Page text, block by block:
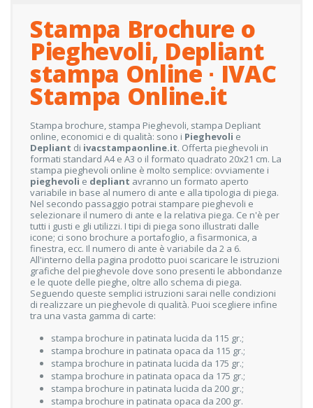
Stampa Brochure o
Pieghevoli, Depliant
stampa Online ∙ IVAC
Stampa Online.it
Stampa brochure, stampa Pieghevoli, stampa Depliant
online, economici e di qualità: sono i Pieghevoli e
Depliant di ivacstampaonline.it. Offerta pieghevoli in
formati standard A4 e A3 o il formato quadrato 20x21 cm. La
stampa pieghevoli online è molto semplice: ovviamente i
pieghevoli e depliant avranno un formato aperto
variabile in base al numero di ante e alla tipologia di piega.
Nel secondo passaggio potrai stampare pieghevoli e
selezionare il numero di ante e la relativa piega. Ce n'è per
tutti i gusti e gli utilizzi. I tipi di piega sono illustrati dalle
icone; ci sono brochure a portafoglio, a fisarmonica, a
finestra, ecc. Il numero di ante è variabile da 2 a 6.
All'interno della pagina prodotto puoi scaricare le istruzioni
grafiche del pieghevole dove sono presenti le abbondanze
e le quote delle pieghe, oltre allo schema di piega.
Seguendo queste semplici istruzioni sarai nelle condizioni
di realizzare un pieghevole di qualità. Puoi scegliere infine
tra una vasta gamma di carte:
stampa brochure in patinata lucida da 115 gr.;
stampa brochure in patinata opaca da 115 gr.;
stampa brochure in patinata lucida da 175 gr.;
stampa brochure in patinata opaca da 175 gr.;
stampa brochure in patinata lucida da 200 gr.;
stampa brochure in patinata opaca da 200 gr.